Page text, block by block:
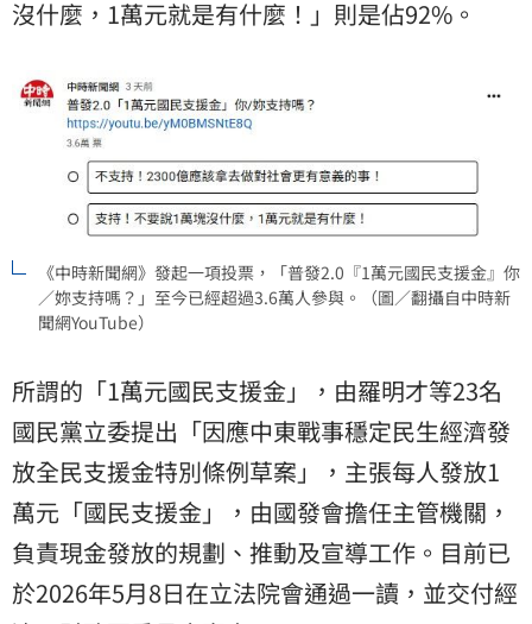
沒什麼，1萬元就是有什麼！」則是佔92%。
《中時新聞網》發起一項投票，「普發2.0『1萬元國民支援金』你
／妳支持嗎？」至今已經超過3.6萬人參與。（圖／翻攝自中時新
聞網YouTube）
所謂的「1萬元國民支援金」，由羅明才等23名
國民黨立委提出「因應中東戰事穩定民生經濟發
放全民支援金特別條例草案」，主張每人發放1
萬元「國民支援金」，由國發會擔任主管機關，
負責現金發放的規劃、推動及宣導工作。目前已
於2026年5月8日在立法院會通過一讀，並交付經